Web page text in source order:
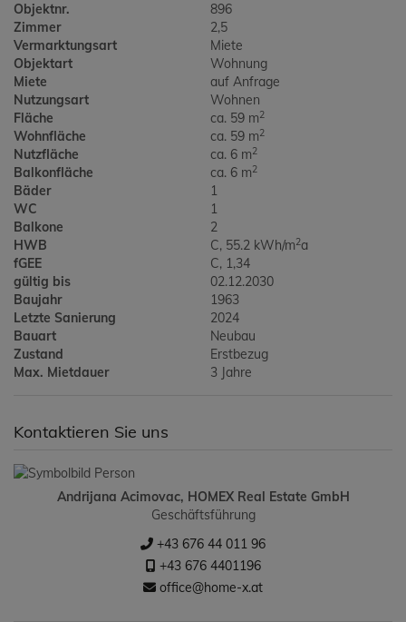
Objektnr.
896
Zimmer
2,5
Vermarktungsart
Miete
Objektart
Wohnung
Miete
auf Anfrage
Nutzungsart
Wohnen
Fläche
ca. 59 m2
Wohnfläche ca. 59 m2
Nutzfläche ca. 6 m2
Balkonfläche ca. 6 m2
Bäder
1
WC
1
Balkone
2
HWB
C, 55.2 kWh/m2a
fGEE
C, 1,34
gültig bis
02.12.2030
Baujahr
1963
Letzte Sanierung
2024
Bauart
Neubau
Zustand
Erstbezug
Max. Mietdauer
3 Jahre
Kontaktieren Sie uns
Andrijana Acimovac, HOMEX Real Estate GmbH
Geschäftsführung
+43 676 44 011 96
+43 676 4401196
office@home-x.at